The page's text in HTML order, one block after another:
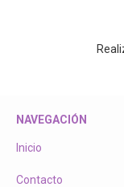
NAVEGACIÓN
Inicio
Contacto